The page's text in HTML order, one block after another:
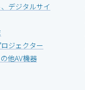
デジタルサイ
ジェクター
他AV機器